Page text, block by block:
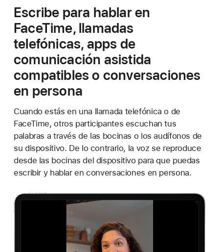
Escribe para hablar en
FaceTime, llamadas
telefónicas, apps de
comunicación asistida
compatibles o conversaciones
en persona
Cuando estás en una llamada telefónica o de
FaceTime, otros participantes escuchan tus
palabras a través de las bocinas o los audífonos de
su dispositivo. De lo contrario, la voz se reproduce
desde las bocinas del dispositivo para que puedas
escribir y hablar en conversaciones en persona.